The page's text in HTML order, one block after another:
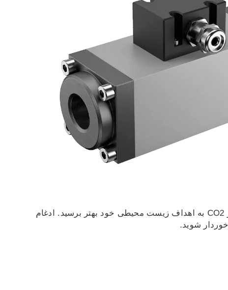
با استفاده از فناوری های پیشرفته ما ، شما از بهبود عملکرد عملیاتی بهره مند می شوید و می توانید با کاهش انتشار CO2 به اهداف زیست محیطی خود بهتر برسید. ادغام
شوید.